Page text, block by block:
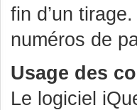
fin d’un
numéros de
Usage des
Le logiciel